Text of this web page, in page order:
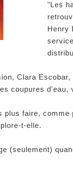
"Les
Henry
Clara
coupures d'eau,
plus faire,
t-elle.
(seulement)